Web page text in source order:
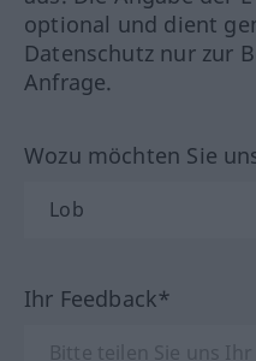
optional und dient
Datenschutz nur zur
Anfrage.
Wozu möchten Sie
Ihr Feedback*